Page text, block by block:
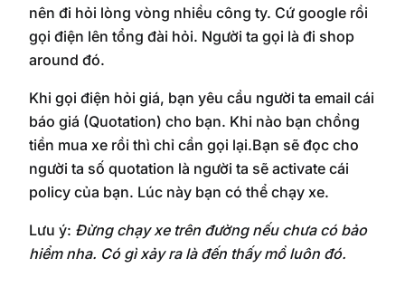
nên đi hỏi lòng vòng nhiều công ty. Cứ google rồi
gọi điện lên tổng đài hỏi. Người ta gọi là đi shop
around đó.
Khi gọi điện hỏi giá, bạn yêu cầu người ta email cái
báo giá (Quotation) cho bạn. Khi nào bạn chồng
tiền mua xe rồi thì chỉ cần gọi lại.Bạn sẽ đọc cho
người ta số quotation là người ta sẽ activate cái
policy của bạn. Lúc này bạn có thể chạy xe.
Lưu ý: Đừng chạy xe trên đường nếu chưa có bảo
hiểm nha. Có gì xảy ra là đến thấy mồ luôn đó.